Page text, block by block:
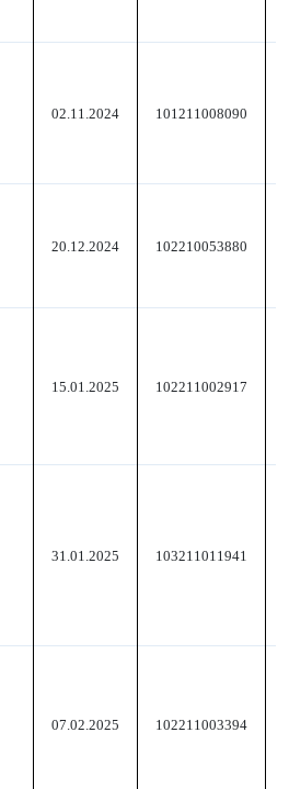
02.11.2024 101211008090
20.12.2024 102210053880
15.01.2025 102211002917
31.01.2025 103211011941
07.02.2025 102211003394